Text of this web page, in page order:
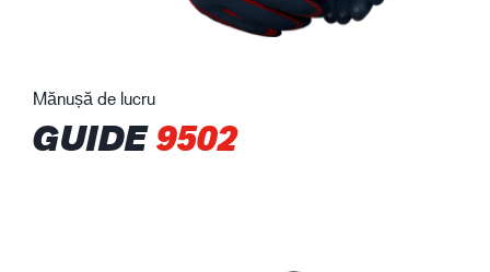
Mănușă de lucru
GUIDE9502